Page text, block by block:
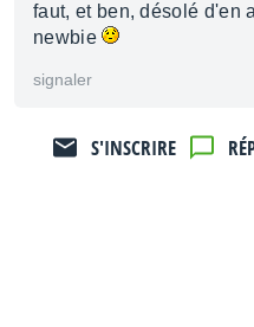
faut, et ben, désolé d'en
newbie
signaler
S'INSCRIRE